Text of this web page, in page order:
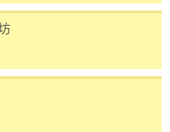
課程內其他單元
設「註冊及學費通知」，適
。
關「通知」，並親往報名中